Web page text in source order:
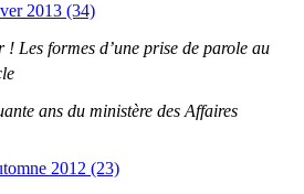
2013 (34)
! Les formes d’une prise de parole au
ans du ministère des Affaires
2012 (23)